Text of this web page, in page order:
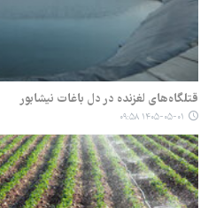
قتلگاه‌های لغزنده در دل باغات نیشابور
۱۴۰۵-۰۵-۰۱ ۰۹:۵۸